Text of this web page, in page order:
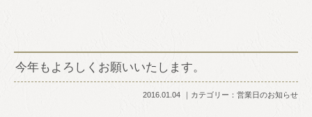
今年もよろしくお願いいたします。
2016.01.04 カテゴリー： 営業日のお知らせ